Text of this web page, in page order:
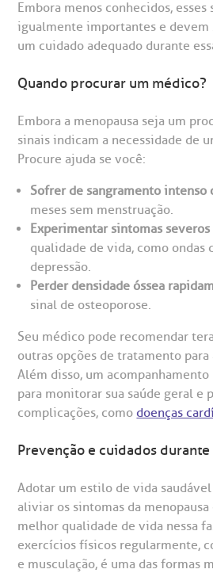
Embora menos conhecidos, esses
igualmente importantes e devem
um cuidado adequado durante
Quando procurar um médico?
Embora a menopausa seja um
sinais indicam a necessidade de
Procure ajuda se você:
Sofrer de sangramento intenso
meses sem menstruação.
Experimentar sintomas severos
qualidade de vida, como ondas
depressão.
Perder densidade óssea
sinal de osteoporose.
Seu médico pode recomendar
outras opções de tratamento
Além disso, um
para monitorar sua saúde geral e
complicações, comodoenças
Prevenção e cuidados durante
Adotar um estilo de vida
aliviar os sintomas da
melhor qualidade de vida nessa
exercícios físicos regularmente,
e musculação, é uma das formas